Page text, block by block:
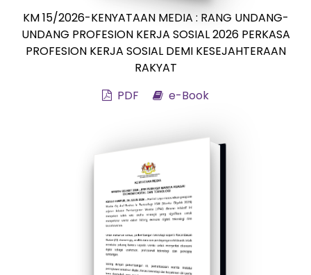
KM 15/2026-KENYATAAN MEDIA : RANG UNDANG-
UNDANG PROFESION KERJA SOSIAL 2026 PERKASA
PROFESION KERJA SOSIAL DEMI KESEJAHTERAAN
RAKYAT
PDF
e-Book